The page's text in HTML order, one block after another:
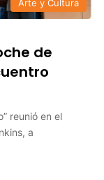
Arte y Cultura
de
reunió en el
a